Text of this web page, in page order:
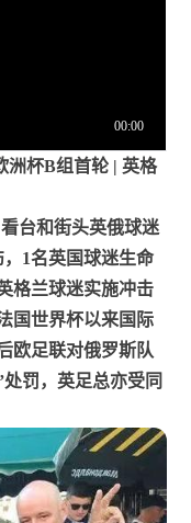
洲杯B组首轮 | 英格
台和街头英俄球迷
1名英国球迷生命
格兰球迷实施冲击
国世界杯以来国际
欧足联对俄罗斯队
罚，英足总亦受同